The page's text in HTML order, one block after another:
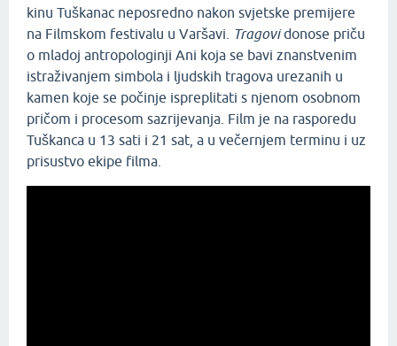
kinu Tuškanac neposredno nakon svjetske premijere
na Filmskom festivalu u Varšavi.
Tragovidonose priču
o mladoj antropologinji Ani koja se bavi znanstvenim
istraživanjem simbola i ljudskih tragova urezanih u
kamen koje se počinje ispreplitati s njenom osobnom
pričom i procesom sazrijevanja. Film je na rasporedu
Tuškanca u 13 sati i 21 sat, a u večernjem terminu i uz
prisustvo ekipe filma.